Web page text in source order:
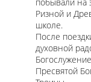
Ризной и
школе.
После
духовной
Пресвятой